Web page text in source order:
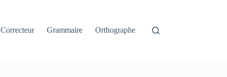
Correcteur Grammaire Orthographe